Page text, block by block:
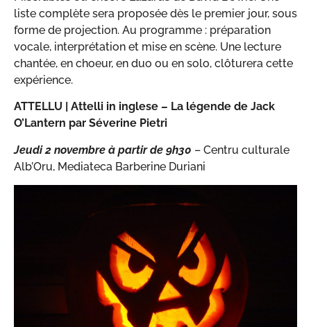
liste complète sera proposée dès le premier jour, sous
forme de projection. Au programme : préparation
vocale, interprétation et mise en scène. Une lecture
chantée, en choeur, en duo ou en solo, clôturera cette
expérience.
ATTELLU |
Attelli in inglese – La légende de Jack
O’Lantern par Séverine Pietri
Jeudi 2 novembre à partir de 9h30 – Centru culturale
Alb’Oru, Mediateca Barberine Duriani